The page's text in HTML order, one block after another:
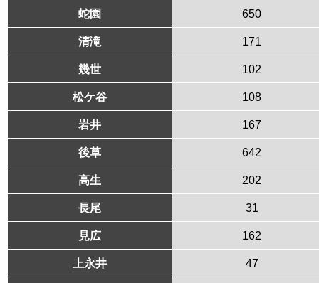
蛇園 650
清滝 171
幾世 102
松ケ谷 108
岩井 167
後草 642
高生 202
長尾 31
見広 162
上永井 47